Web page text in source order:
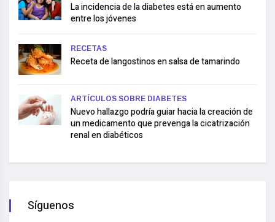
La incidencia de la diabetes está en aumento
entre los jóvenes
RECETAS
Receta de langostinos en salsa de tamarindo
ARTÍCULOS SOBRE DIABETES
Nuevo hallazgo podría guiar hacia la creación de
un medicamento que prevenga la cicatrización
renal en diabéticos
Síguenos